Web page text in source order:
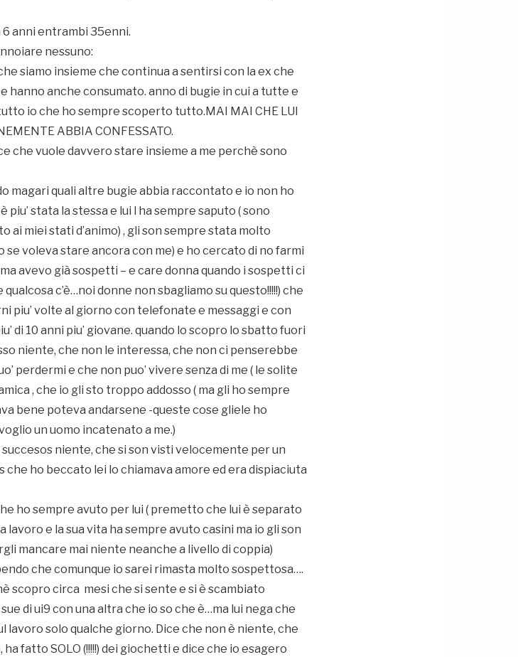
6 anni entrambi 35enni.
nessuno:
siamo insieme che continua a sentirsi con la ex che
hanno anche consumato. anno di bugie in cui a tutte e
io che ho sempre scoperto tutto.MAI MAI CHE LUI
ABBIA CONFESSATO.
che vuole davvero stare insieme a me perchè sono
magari quali altre bugie abbia raccontato e io non ho
stata la stessa e lui l ha sempre saputo ( sono
miei stati d’animo) , gli son sempre stata molto
se voleva stare ancora con me) e ho cercato di no farmi
avevo già sospetti – e care donna quando i sospetti ci
c’è…noi donne non sbagliamo su questo!!!!!) che
piu’ volte al giorno con telefonate e messaggi e con
di 10 anni piu’ giovane. quando lo scopro lo sbatto fuori
niente, che non le interessa, che non ci penserebbe
perdermi e che non puo’ vivere senza di me ( le solite
, che io gli sto troppo addosso ( ma gli ho sempre
bene poteva andarsene -queste cose gliele ho
un uomo incatenato a me.)
niente, che si son visti velocemente per un
che ho beccato lei lo chiamava amore ed era dispiaciuta
ho sempre avuto per lui ( premetto che lui è separato
e la sua vita ha sempre avuto casini ma io gli son
mancare mai niente neanche a livello di coppia)
che comunque io sarei rimasta molto sospettosa….
scopro circa mesi che si sente e si è scambiato
di ui9 con una altra che io so che è…ma lui nega che
lavoro solo qualche giorno. Dice che non è niente, che
fatto SOLO (!!!!!) dei giochetti e dice che io esagero